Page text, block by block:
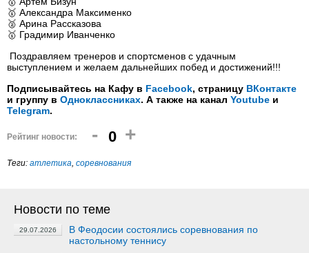
🥇 Александра Максименко
🥈 Арина Рассказова
🥇 Градимир Иванченко
Поздравляем тренеров и спортсменов с удачным
выступлением и желаем дальнейших побед и достижений!!!
Подписывайтесь на Кафу в Facebook, страницу ВКонтакте
и группу в Одноклассниках. А также на канал Youtube и
Telegram.
Рейтинг новости: - 0 +
Теги: атлетика, соревнования
Новости по теме
29.07.2026
В Феодосии состоялись соревнования по
настольному теннису